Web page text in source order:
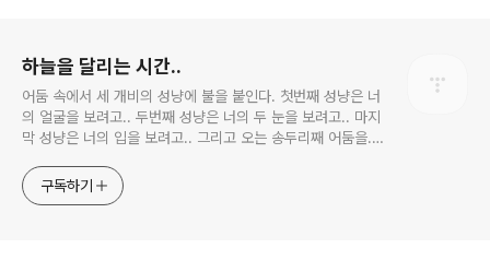
하늘을 달리는 시간..
어둠 속에서 세 개비의 성냥에 불을 붙인다. 첫번째 성냥은 너
의 얼굴을 보려고.. 두번째 성냥은 너의 두 눈을 보려고.. 마지
막 성냥은 너의 입을 보려고.. 그리고 오는 송두리째 어둠을..
구독하기